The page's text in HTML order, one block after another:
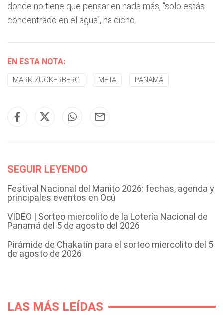
donde no tiene que pensar en nada más, "solo estás
concentrado en el agua", ha dicho.
EN ESTA NOTA:
MARK ZUCKERBERG META PANAMÁ
SEGUIR LEYENDO
Festival Nacional del Manito 2026: fechas, agenda y
principales eventos en Ocú
VIDEO | Sorteo miercolito de la Lotería Nacional de
Panamá del 5 de agosto del 2026
Pirámide de Chakatín para el sorteo miercolito del 5
de agosto de 2026
LAS MÁS LEÍDAS